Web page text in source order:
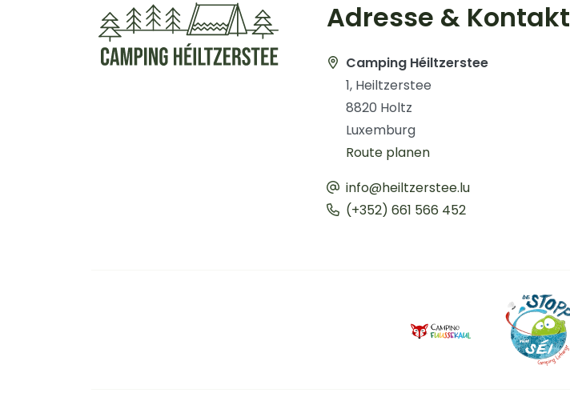
Adresse & Kontakt
Camping Héiltzerstee
1, Heiltzerstee
8820 Holtz
Luxemburg
Route planen
info@heiltzerstee.lu
(+352) 661 566 452